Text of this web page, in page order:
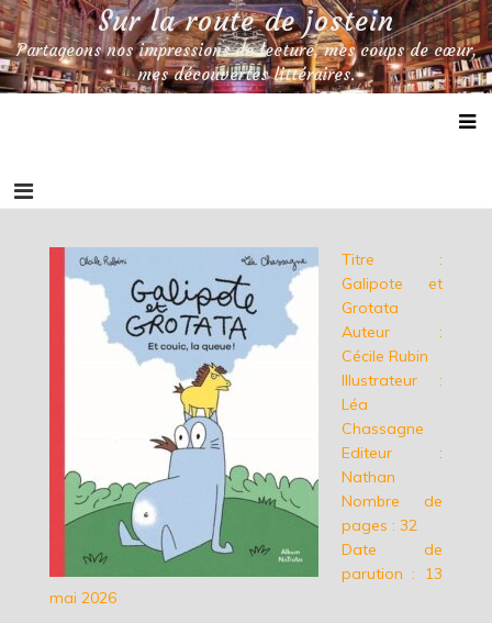
Skip
to
content
Sur la route de jostein
Partageons nos impressions de lecture, mes coups de cœur,
mes découvertes littéraires.
Titre :
Galipote et
Grotata
Auteur :
Cécile Rubin
Illustrateur :
Léa
Chassagne
Editeur :
Nathan
Nombre de
pages : 32
Date de
parution : 13
mai 2026